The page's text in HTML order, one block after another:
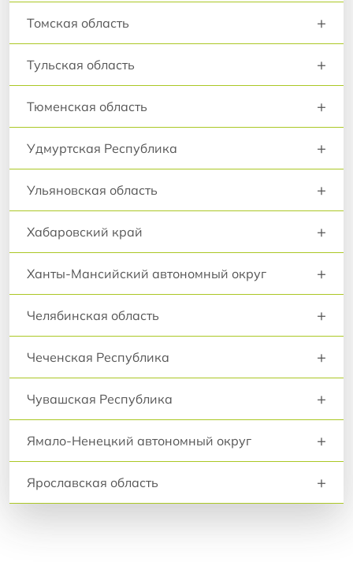
Томская область +
Тульская область +
Тюменская область +
Удмуртская Республика +
Ульяновская область +
Хабаровский край +
Ханты-Мансийский автономный округ +
Челябинская область +
Чеченская Республика +
Чувашская Республика +
Ямало-Ненецкий автономный округ +
Ярославская область +